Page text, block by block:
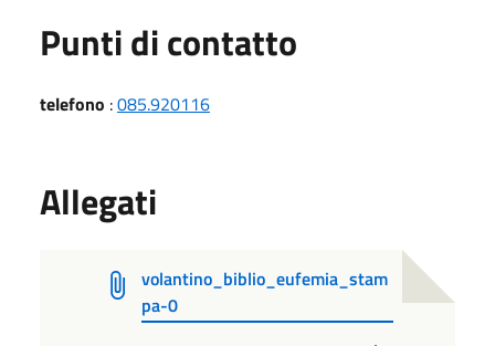
Punti di contatto
telefono :085.920116
Allegati
volantino_biblio_eufemia_stam
pa-0